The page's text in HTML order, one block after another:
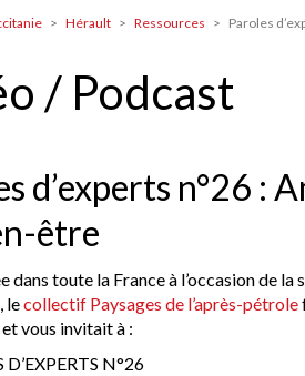
Hérault Ressources Paroles
/ Podcast
d’experts n°26 :
être
dans toute la France à l’occasion de
lecollectif Paysages de l’après-pétrole
et vous invitait à :
D’EXPERTS N°26